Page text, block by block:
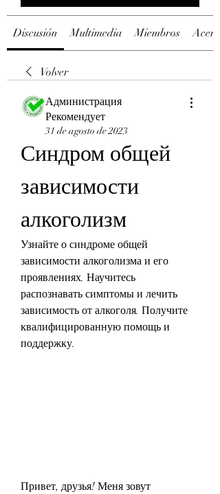
Discusión Multimedia Miembros
Volver
Администрация
Рекомендует
31 de agosto de 2023
Синдром общей
зависимости
алкоголизм
Узнайте о синдроме общей
зависимости алкоголизма и его
проявлениях. Научитесь
распознавать симптомы и лечить
зависимость от алкоголя. Получите
квалифицированную помощь и
поддержку.
Привет, друзья! Меня зовут